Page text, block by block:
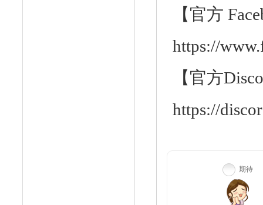
【官方
https://
【官方
https://
期待